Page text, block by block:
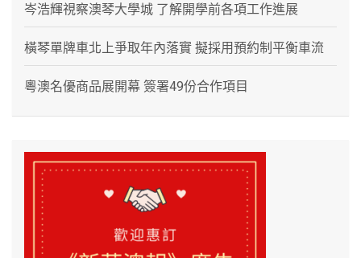
岑浩輝視察澳琴大學城 了解開學前各項工作進展
橫琴單牌車北上爭取年內落實 擬採用預約制平衡車流
粵澳名優商品展開幕 簽署49份合作項目